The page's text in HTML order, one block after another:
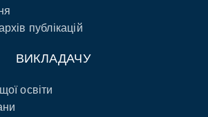
публікацій
ВИКЛАДАЧУ
освіти